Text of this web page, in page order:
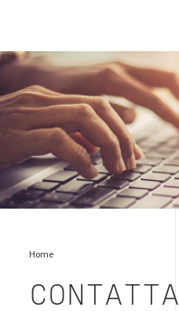
pc-mani
Home
CONTATTA